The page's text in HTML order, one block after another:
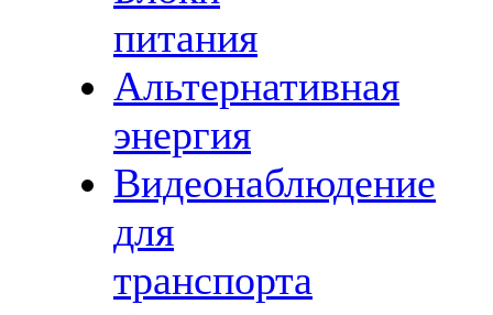
питания
Альтернативная
энергия
Видеонаблюдение
для
транспорта